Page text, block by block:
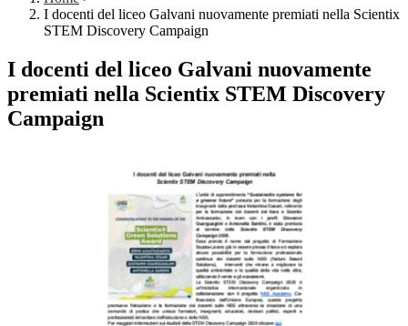
I docenti del liceo Galvani nuovamente premiati nella Scientix
STEM Discovery Campaign
I docenti del liceo Galvani nuovamente
premiati nella Scientix STEM Discovery
Campaign